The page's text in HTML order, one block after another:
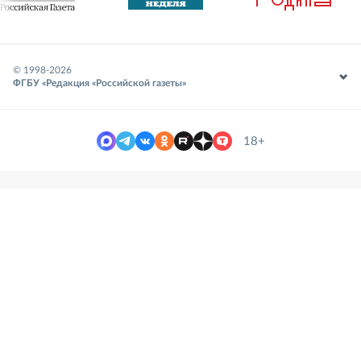
© 1998-2026
ФГБУ «Редакция «Российской газеты»
18+